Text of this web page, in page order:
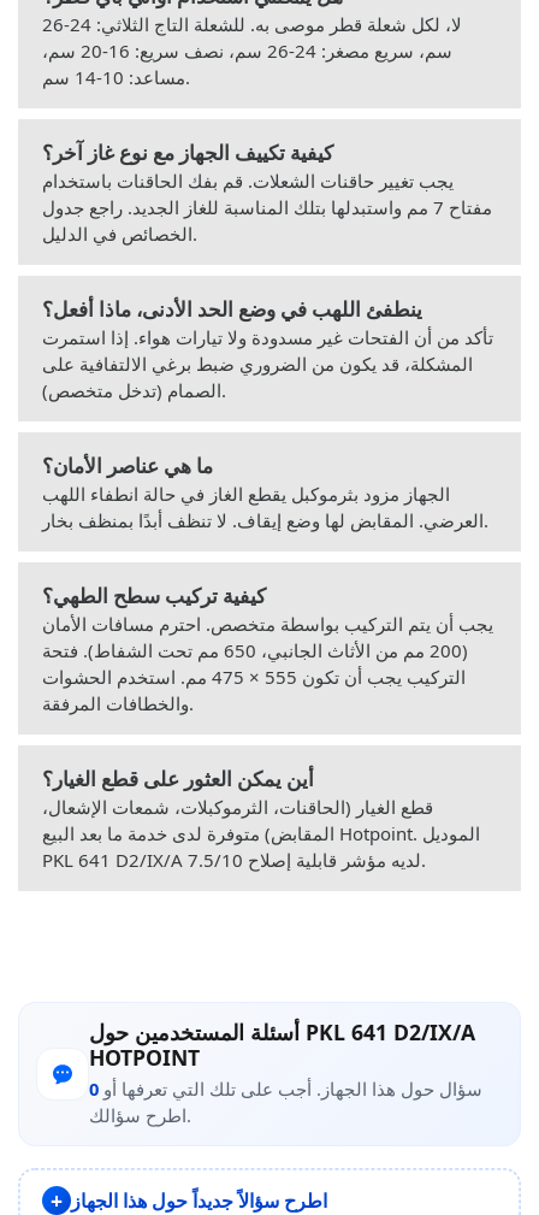
لا، لكل شعلة قطر موصى به. للشعلة التاج الثلاثي: 24-26
سم، سريع مصغر: 24-26 سم، نصف سريع: 16-20 سم،
مساعد: 10-14 سم.
كيفية تكييف الجهاز مع نوع غاز آخر؟
يجب تغيير حاقنات الشعلات. قم بفك الحاقنات باستخدام
مفتاح 7 مم واستبدلها بتلك المناسبة للغاز الجديد. راجع جدول
الخصائص في الدليل.
ينطفئ اللهب في وضع الحد الأدنى، ماذا أفعل؟
تأكد من أن الفتحات غير مسدودة ولا تيارات هواء. إذا استمرت
المشكلة، قد يكون من الضروري ضبط برغي الالتفافية على
الصمام (تدخل متخصص).
ما هي عناصر الأمان؟
الجهاز مزود بثرموكبل يقطع الغاز في حالة انطفاء اللهب
العرضي. المقابض لها وضع إيقاف. لا تنظف أبدًا بمنظف بخار.
كيفية تركيب سطح الطهي؟
يجب أن يتم التركيب بواسطة متخصص. احترم مسافات الأمان
(200 مم من الأثاث الجانبي، 650 مم تحت الشفاط). فتحة
التركيب يجب أن تكون 555 × 475 مم. استخدم الحشوات
والخطافات المرفقة.
أين يمكن العثور على قطع الغيار؟
قطع الغيار (الحاقنات، الثرموكبلات، شمعات الإشعال،
المقابض) متوفرة لدى خدمة ما بعد البيع Hotpoint. الموديل
PKL 641 D2/IX/A لديه مؤشر قابلية إصلاح 7.5/10.
أسئلة المستخدمين حول PKL 641 D2/IX/A
HOTPOINT
0
اطرح سؤالك.
اطرح سؤالاً جديداً حول هذا الجهاز